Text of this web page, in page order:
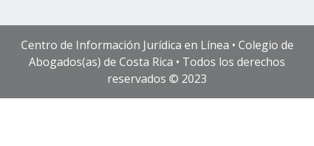
Centro de Información Jurídica en Línea • Colegio de
Abogados(as) de Costa Rica • Todos los derechos
reservados © 2023